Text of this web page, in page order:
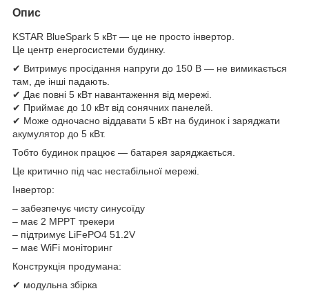
Опис
KSTAR BlueSpark 5 кВт — це не просто інвертор.
Це центр енергосистеми будинку.
✔ Витримує просідання напруги до 150 В — не вимикається
там, де інші падають.
✔ Дає повні 5 кВт навантаження від мережі.
✔ Приймає до 10 кВт від сонячних панелей.
✔ Може одночасно віддавати 5 кВт на будинок і заряджати
акумулятор до 5 кВт.
Тобто будинок працює — батарея заряджається.
Це критично під час нестабільної мережі.
Інвертор:
– забезпечує чисту синусоїду
– має 2 MPPT трекери
– підтримує LiFePO4 51.2V
– має WiFi моніторинг
Конструкція продумана:
✔ модульна збірка